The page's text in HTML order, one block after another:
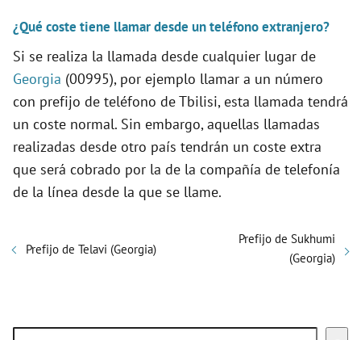
¿Qué coste tiene llamar desde un teléfono extranjero?
Si se realiza la llamada desde cualquier lugar de
Georgia (00995), por ejemplo llamar a un número
con prefijo de teléfono de Tbilisi, esta llamada tendrá
un coste normal. Sin embargo, aquellas llamadas
realizadas desde otro país tendrán un coste extra
que será cobrado por la de la compañía de telefonía
de la línea desde la que se llame.
Prefijo de Telavi (Georgia)
Prefijo de Sukhumi
(Georgia)